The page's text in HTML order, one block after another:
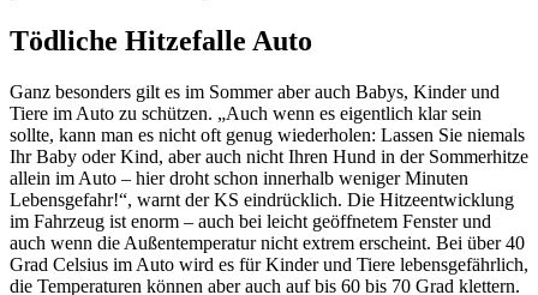
Tödliche Hitzefalle Auto
Ganz besonders gilt es im Sommer aber auch Babys, Kinder und
Tiere im Auto zu schützen. „Auch wenn es eigentlich klar sein
sollte, kann man es nicht oft genug wiederholen: Lassen Sie niemals
Ihr Baby oder Kind, aber auch nicht Ihren Hund in der Sommerhitze
allein im Auto – hier droht schon innerhalb weniger Minuten
Lebensgefahr!“, warnt der KS eindrücklich. Die Hitzeentwicklung
im Fahrzeug ist enorm – auch bei leicht geöffnetem Fenster und
auch wenn die Außentemperatur nicht extrem erscheint. Bei über 40
Grad Celsius im Auto wird es für Kinder und Tiere lebensgefährlich,
die Temperaturen können aber auch auf bis 60 bis 70 Grad klettern.